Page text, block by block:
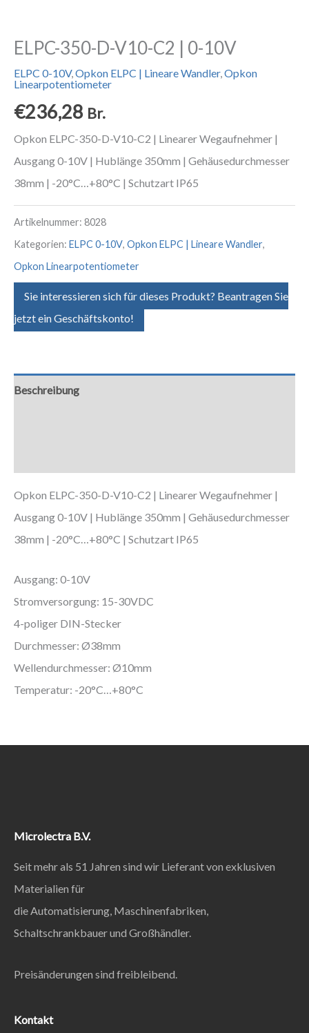
ELPC-350-D-V10-C2 | 0-10V
ELPC 0-10V,Opkon ELPC | Lineare Wandler,Opkon
Linearpotentiometer
€236,28 Br.
Opkon ELPC-350-D-V10-C2 | Linearer Wegaufnehmer |
Ausgang 0-10V | Hublänge 350mm | Gehäusedurchmesser
38mm | -20°C…+80°C | Schutzart IP65
Artikelnummer: 8028
Kategorien: ELPC 0-10V, Opkon ELPC | Lineare Wandler,
Opkon Linearpotentiometer
Sie interessieren sich für dieses Produkt? Beantragen Sie
jetzt ein Geschäftskonto!
Beschreibung
Opkon ELPC-350-D-V10-C2 | Linearer Wegaufnehmer |
Ausgang 0-10V | Hublänge 350mm | Gehäusedurchmesser
38mm | -20°C…+80°C | Schutzart IP65
Ausgang: 0-10V
Stromversorgung: 15-30VDC
4-poliger DIN-Stecker
Durchmesser: Ø38mm
Wellendurchmesser: Ø10mm
Temperatur: -20°C…+80°C
Microlectra B.V.
Seit mehr als 51 Jahren sind wir Lieferant von exklusiven
Materialien für
die Automatisierung, Maschinenfabriken,
Schaltschrankbauer und Großhändler.
Preisänderungen sind freibleibend.
Kontakt